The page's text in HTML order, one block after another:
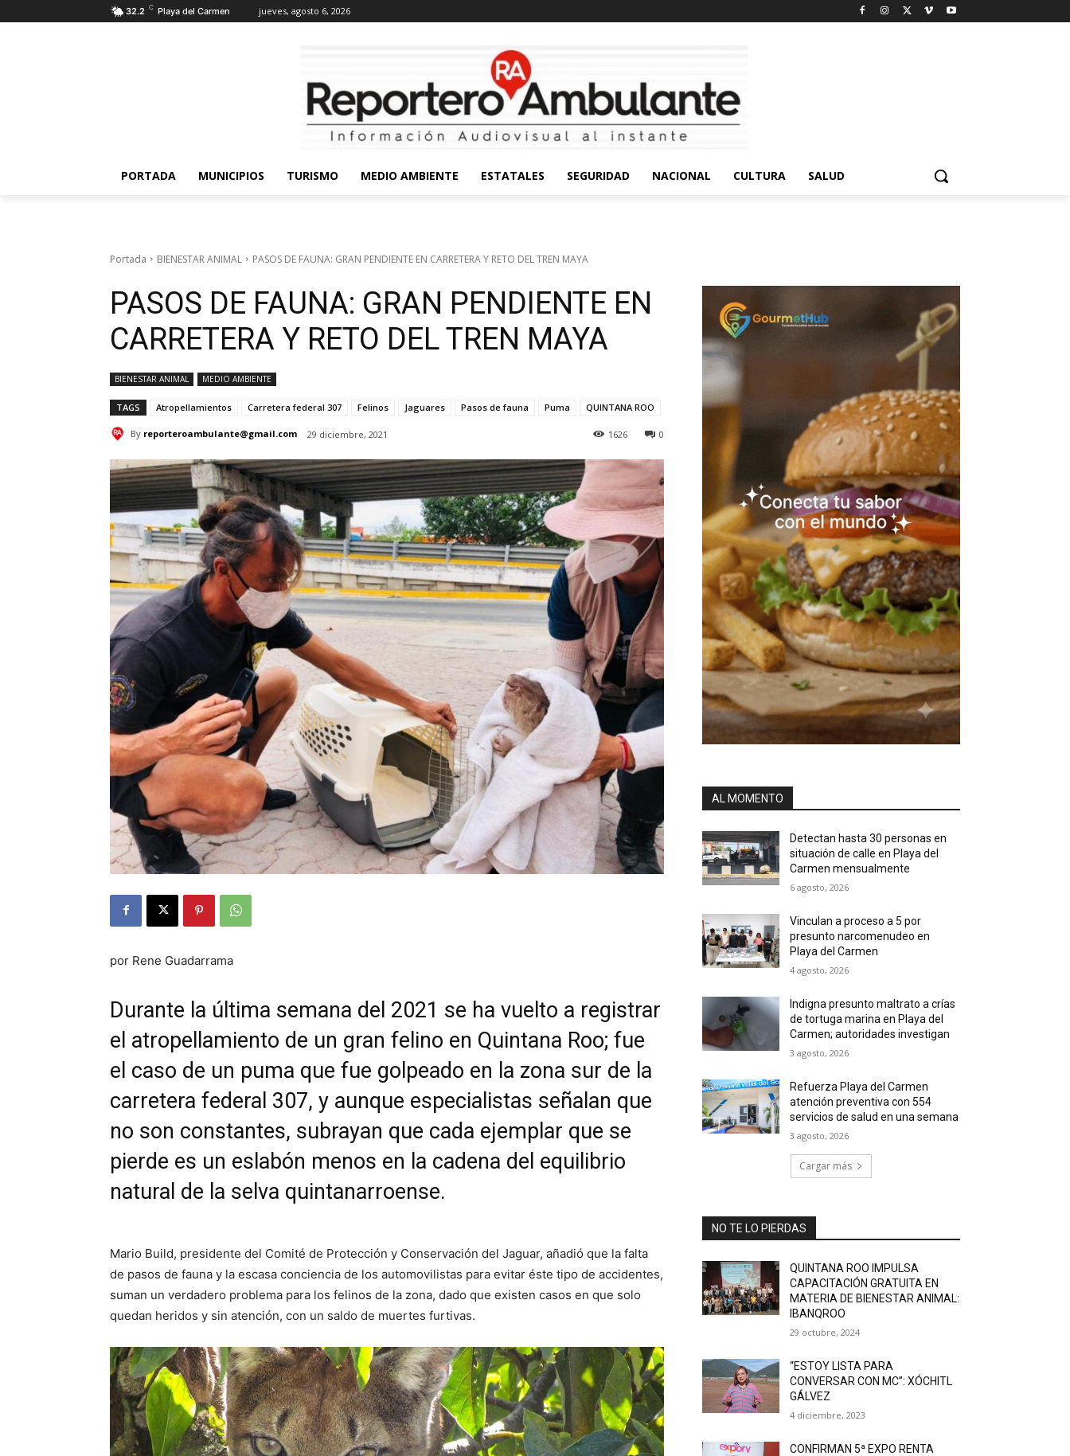
32.2 C Playa del Carmen jueves, agosto 6, 2026
PORTADA MUNICIPIOS TURISMO MEDIO AMBIENTE ESTATALES SEGURIDAD NACIONAL CULTURA SALUD
Portada BIENESTAR ANIMAL PASOS DE FAUNA: GRAN PENDIENTE EN CARRETERA Y RETO DEL TREN MAYA
PASOS DE FAUNA: GRAN PENDIENTE EN
CARRETERA Y RETO DEL TREN MAYA
BIENESTAR ANIMAL MEDIO AMBIENTE
TAGS Atropellamientos Carretera federal 307 Felinos Jaguares Pasos de fauna Puma QUINTANA ROO
By reporteroambulante@gmail.com 29 diciembre, 2021 0
1626
por Rene Guadarrama
Durante la última semana del 2021 se ha vuelto a registrar
el atropellamiento de un gran felino en Quintana Roo; fue
el caso de un puma que fue golpeado en la zona sur de la
carretera federal 307, y aunque especialistas señalan que
no son constantes, subrayan que cada ejemplar que se
pierde es un eslabón menos en la cadena del equilibrio
natural de la selva quintanarroense.
Mario Build, presidente del Comité de Protección y Conservación del Jaguar, añadió que la falta
de pasos de fauna y la escasa conciencia de los automovilistas para evitar éste tipo de accidentes,
suman un verdadero problema para los felinos de la zona, dado que existen casos en que solo
quedan heridos y sin atención, con un saldo de muertes furtivas.
AL MOMENTO
Detectan hasta 30 personas en
situación de calle en Playa del
Carmen mensualmente
6 agosto, 2026
Vinculan a proceso a 5 por
presunto narcomenudeo en
Playa del Carmen
4 agosto, 2026
Indigna presunto maltrato a crías
de tortuga marina en Playa del
Carmen; autoridades investigan
3 agosto, 2026
Refuerza Playa del Carmen
atención preventiva con 554
servicios de salud en una semana
3 agosto, 2026
Cargar más
NO TE LO PIERDAS
QUINTANA ROO IMPULSA
CAPACITACIÓN GRATUITA EN
MATERIA DE BIENESTAR ANIMAL:
IBANQROO
29 octubre, 2024
“ESTOY LISTA PARA
CONVERSAR CON MC”: XÓCHITL
GÁLVEZ
4 diciembre, 2023
CONFIRMAN 5ª EXPO RENTA